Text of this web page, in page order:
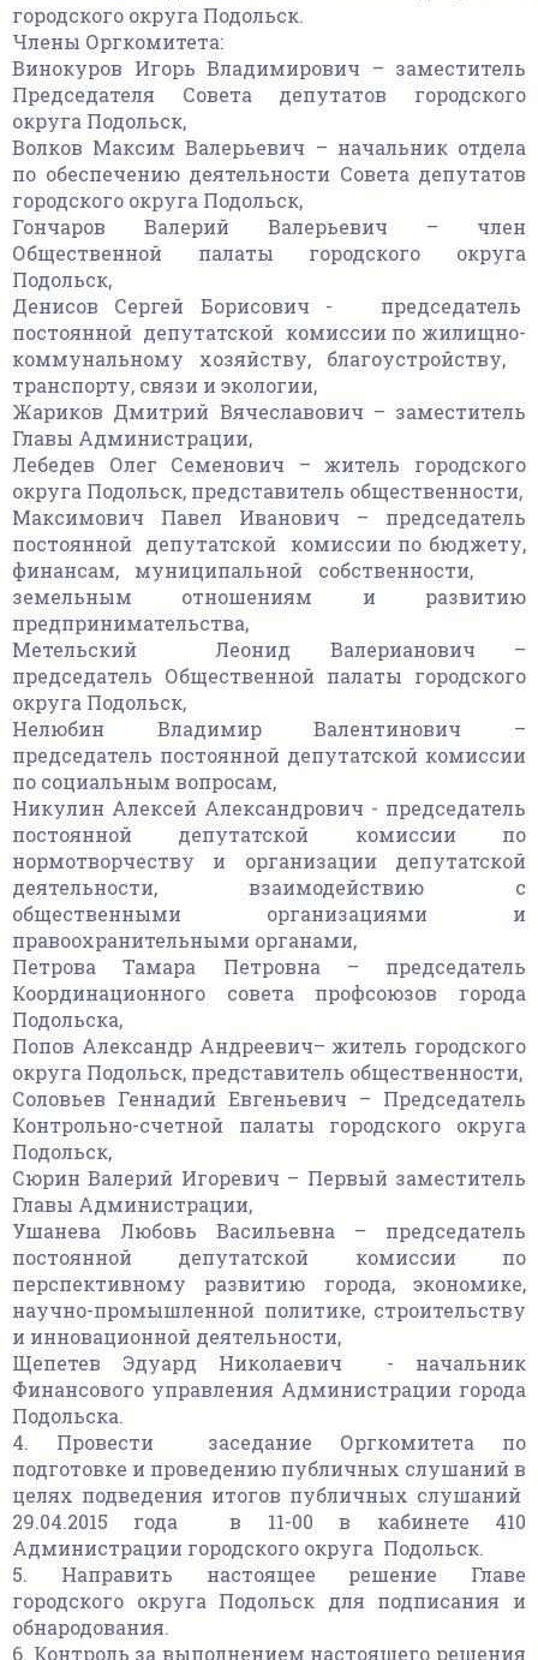
городского округа Подольск.
Члены Оргкомитета:
Винокуров Игорь Владимирович – заместитель
Председателя Совета депутатов городского
округа Подольск,
Волков Максим Валерьевич – начальник отдела
по обеспечению деятельности Совета депутатов
городского округа Подольск,
Гончаров Валерий Валерьевич – член
Общественной палаты городского округа
Подольск,
Денисов Сергей Борисович - председатель
постоянной депутатской комиссии по жилищно-
коммунальному хозяйству, благоустройству,
транспорту, связи и экологии,
Жариков Дмитрий Вячеславович – заместитель
Главы Администрации,
Лебедев Олег Семенович – житель городского
округа Подольск, представитель общественности,
Максимович Павел Иванович – председатель
постоянной депутатской комиссии по бюджету,
финансам, муниципальной собственности,
земельным отношениям и развитию
предпринимательства,
Метельский Леонид Валерианович –
председатель Общественной палаты городского
округа Подольск,
Нелюбин Владимир Валентинович –
председатель постоянной депутатской комиссии
по социальным вопросам,
Никулин Алексей Александрович - председатель
постоянной депутатской комиссии по
нормотворчеству и организации депутатской
деятельности, взаимодействию с
общественными организациями и
правоохранительными органами,
Петрова Тамара Петровна – председатель
Координационного совета профсоюзов города
Подольска,
Попов Александр Андреевич– житель городского
округа Подольск, представитель общественности,
Соловьев Геннадий Евгеньевич – Председатель
Контрольно-счетной палаты городского округа
Подольск,
Сюрин Валерий Игоревич – Первый заместитель
Главы Администрации,
Ушанева Любовь Васильевна – председатель
постоянной депутатской комиссии по
перспективному развитию города, экономике,
научно-промышленной политике, строительству
и инновационной деятельности,
Щепетев Эдуард Николаевич - начальник
Финансового управления Администрации города
Подольска.
4. Провести заседание Оргкомитета по
подготовке и проведению публичных слушаний в
целях подведения итогов публичных слушаний
29.04.2015 года в 11-00 в кабинете 410
Администрации городского округа Подольск.
5. Направить настоящее решение Главе
городского округа Подольск для подписания и
обнародования.
6. Контроль за выполнением настоящего решения